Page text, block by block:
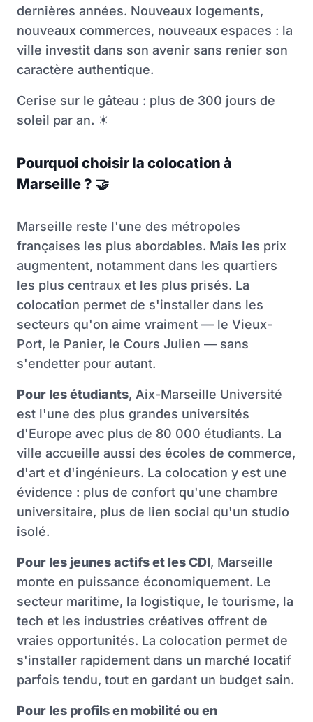
dernières années. Nouveaux logements,
nouveaux commerces, nouveaux espaces : la
ville investit dans son avenir sans renier son
caractère authentique.
Cerise sur le gâteau : plus de 300 jours de
soleil par an. ☀
Pourquoi choisir la colocation à
Marseille ? 🤝
Marseille reste l'une des métropoles
françaises les plus abordables. Mais les prix
augmentent, notamment dans les quartiers
les plus centraux et les plus prisés. La
colocation permet de s'installer dans les
secteurs qu'on aime vraiment — le Vieux-
Port, le Panier, le Cours Julien — sans
s'endetter pour autant.
Pour les étudiants, Aix-Marseille Université
est l'une des plus grandes universités
d'Europe avec plus de 80 000 étudiants. La
ville accueille aussi des écoles de commerce,
d'art et d'ingénieurs. La colocation y est une
évidence : plus de confort qu'une chambre
universitaire, plus de lien social qu'un studio
isolé.
Pour les jeunes actifs et les CDI, Marseille
monte en puissance économiquement. Le
secteur maritime, la logistique, le tourisme, la
tech et les industries créatives offrent de
vraies opportunités. La colocation permet de
s'installer rapidement dans un marché locatif
parfois tendu, tout en gardant un budget sain.
Pour les profils en mobilité ou en